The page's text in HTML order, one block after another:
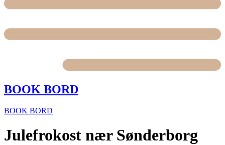
BOOK BORD
BOOK BORD
Julefrokost nær Sønderborg